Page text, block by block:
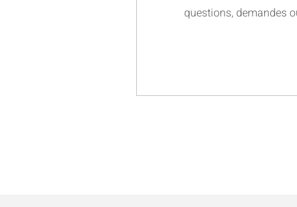
questions, demandes